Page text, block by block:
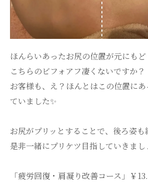
ほんらいあったお尻の位置が元にも
こちらのビフォアフ凄くないですか？
お客様も、え？ほんとはこの位置に
ていました✨
お尻がプリッとすることで、後ろ姿
是非一緒にプリケツ目指していきまし
「疲労回復・肩凝り改善コース」￥